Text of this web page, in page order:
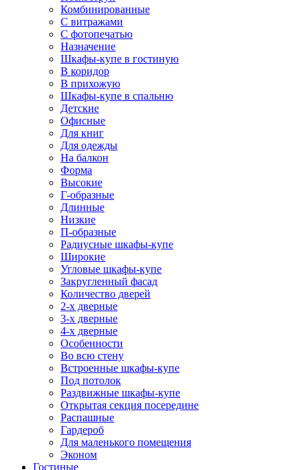
Комбинированные
С витражами
С фотопечатью
Назначение
Шкафы-купе в гостиную
В коридор
В прихожую
Шкафы-купе в спальню
Детские
Офисные
Для книг
Для одежды
На балкон
Форма
Высокие
Г-образные
Длинные
Низкие
П-образные
Радиусные шкафы-купе
Широкие
Угловые шкафы-купе
Закругленный фасад
Количество дверей
2-х дверные
3-х дверные
4-х дверные
Особенности
Во всю стену
Встроенные шкафы-купе
Под потолок
Раздвижные шкафы-купе
Открытая секция посередине
Распашные
Гардероб
Для маленького помещения
Эконом
Гостиные